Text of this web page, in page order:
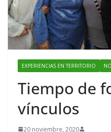
EXPERIENCIAS EN TERRITORIO
Tiempo de
vínculos
20 noviembre, 2020